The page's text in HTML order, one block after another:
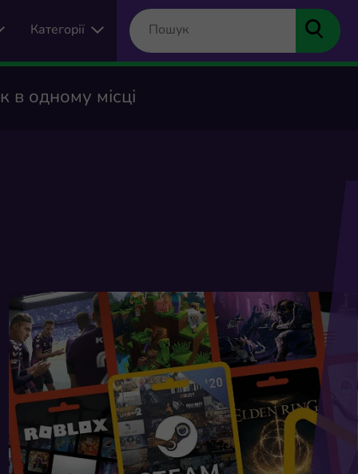
Категорії
одному місці